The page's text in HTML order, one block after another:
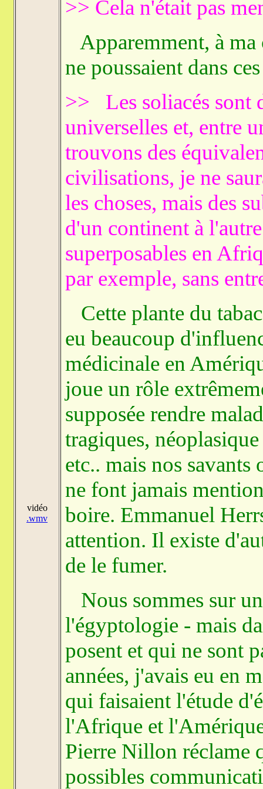
vidéo
.wmv
>> Cela n'était pas
Apparemment, à ma
ne poussaient dans
>> Les soliacés sont
universelles et, entre
trouvons des
civilisations, je ne
les choses, mais des
d'un continent à
superposables en
par exemple, sans
Cette plante du
eu beaucoup
médicinale en
joue un rôle
supposée rendre
tragiques,
etc.. mais nos
ne font jamais
boire. Emmanuel
attention. Il existe
de le fumer.
Nous sommes sur
l'égyptologie - mais
posent et qui ne sont
années, j'avais eu en
qui faisaient l'étude
l'Afrique et
Pierre Nillon réclame
possibles